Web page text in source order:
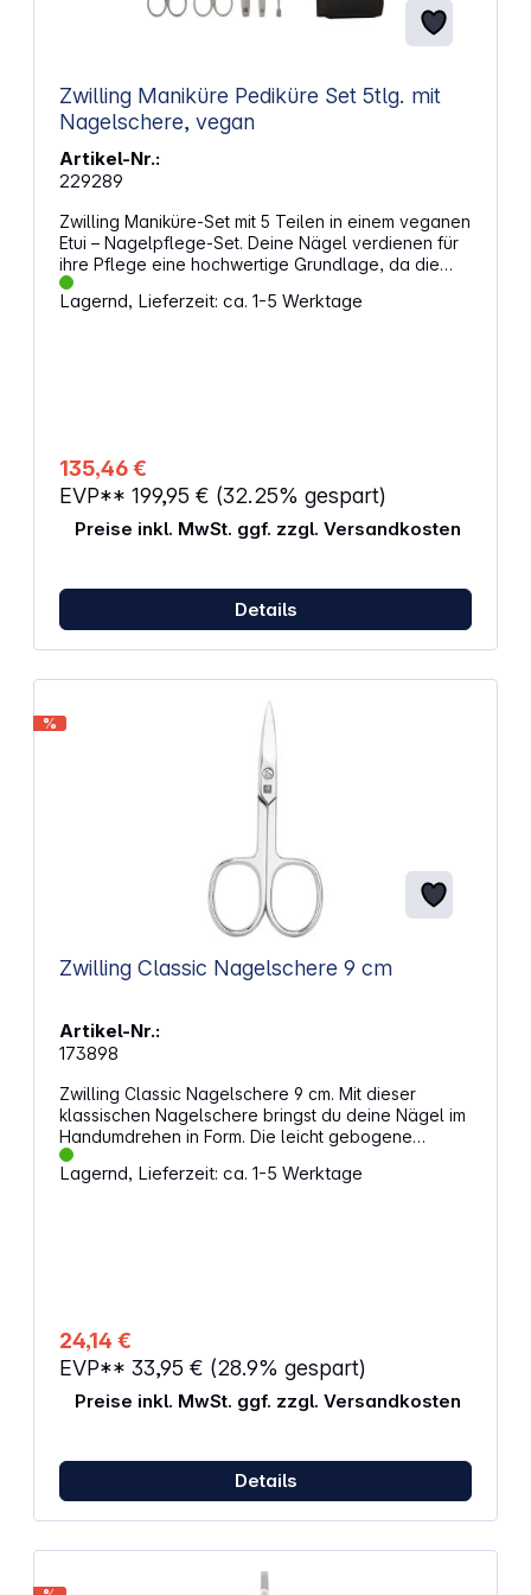
Zwilling Maniküre Pediküre Set 5tlg. mit
Nagelschere, vegan
Artikel-Nr.:
229289
Zwilling Maniküre-Set mit 5 Teilen in einem veganen
Etui – Nagelpflege-Set. Deine Nägel verdienen für
ihre Pflege eine hochwertige Grundlage, da die
Instrumente auf exakte Feinarbeiten ausgelegt sind.
Das Etui besteht aus einem Material auf Apfelbasis
Alternativen bevorzugen Nagelschere, Nagelfeile,
Hautschere, Nagelhautschieber mit Reiniger und
schräge Pinzette
Lagernd, Lieferzeit: ca. 1-5 Werktage
135,46 €
EVP** 199,95 € (32.25% gespart)
Preise inkl. MwSt. ggf. zzgl. Versandkosten
Details
%
Zwilling Classic Nagelschere 9 cm
Artikel-Nr.:
173898
Zwilling Classic Nagelschere 9 cm. Mit dieser
klassischen Nagelschere bringst du deine Nägel im
Handumdrehen in Form. Die leicht gebogene
Schneide sorgt für präzises Kürzen und angenehme
Handhabung. Dank der hochwertigen Verarbeitung
mühelose Schnitte Robust und langlebig durch
präzise Verarbeitung Ergonomisches Design für
einfache Handhabung Gefertigt aus rostfreiem,
poliertem Edelstahl Korrosionsbeständig und
pflegeleicht Hypoallergen und hautfreundlich
Lagernd, Lieferzeit: ca. 1-5 Werktage
24,14 €
EVP** 33,95 € (28.9% gespart)
Preise inkl. MwSt. ggf. zzgl. Versandkosten
Details